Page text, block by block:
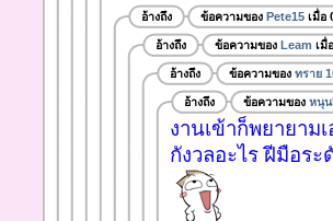
อ้างถึง ข้อความของ Pete15เมื่อ
อ้างถึง ข้อความของ Leam เมื่
อ้างถึง ข้อความของ ทราย
อ้างถึง ข้อความของ หนุน
งานเข้าก็พยายาม
กังวลอะไร ฝีมือระ